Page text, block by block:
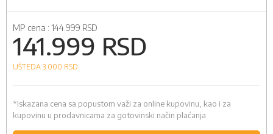
MP cena : 144.999 RSD
141.999 RSD
UŠTEDA 3.000 RSD
*Iskazana cena sa popustom važi za online kupovinu, kao i za
kupovinu u prodavnicama za gotovinski način plaćanja